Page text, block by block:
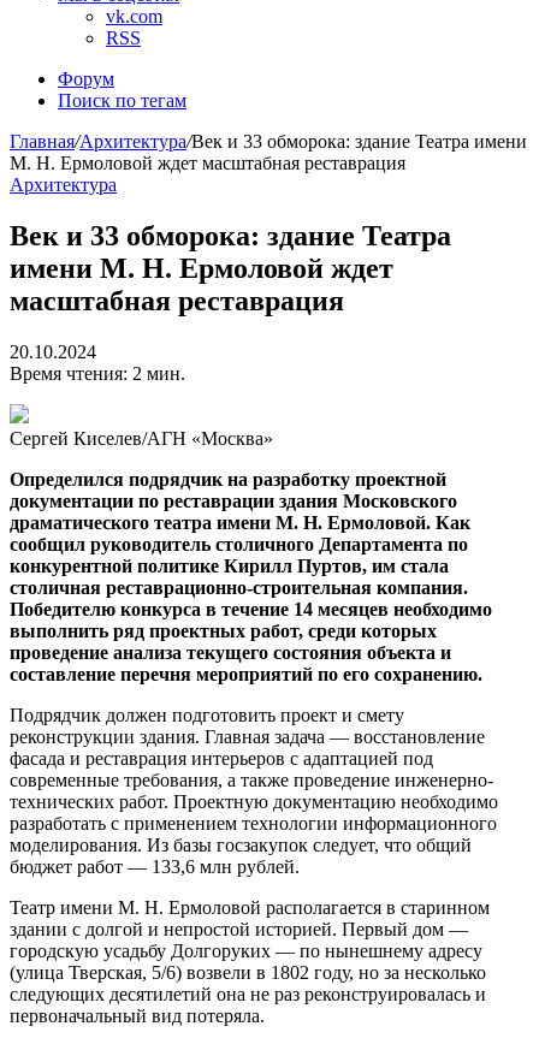
vk.com
RSS
Форум
Поиск по тегам
Главная/Архитектура/Век и 33 обморока: здание Театра имени
М. Н. Ермоловой ждет масштабная реставрация
Архитектура
Век и 33 обморока: здание Театра
имени М. Н. Ермоловой ждет
масштабная реставрация
20.10.2024
Время чтения: 2 мин.
Сергей Киселев/АГН «Москва»
Определился подрядчик на разработку проектной
документации по реставрации здания Московского
драматического театра имени М. Н. Ермоловой. Как
сообщил руководитель столичного Департамента по
конкурентной политике Кирилл Пуртов, им стала
столичная реставрационно-строительная компания.
Победителю конкурса в течение 14 месяцев необходимо
выполнить ряд проектных работ, среди которых
проведение анализа текущего состояния объекта и
составление перечня мероприятий по его сохранению.
Подрядчик должен подготовить проект и смету
реконструкции здания. Главная задача — восстановление
фасада и реставрация интерьеров с адаптацией под
современные требования, а также проведение инженерно-
технических работ. Проектную документацию необходимо
разработать с применением технологии информационного
моделирования. Из базы госзакупок следует, что общий
бюджет работ — 133,6 млн рублей.
Театр имени М. Н. Ермоловой располагается в старинном
здании с долгой и непростой историей. Первый дом —
городскую усадьбу Долгоруких — по нынешнему адресу
(улица Тверская, 5/6) возвели в 1802 году, но за несколько
следующих десятилетий она не раз реконструировалась и
первоначальный вид потеряла.